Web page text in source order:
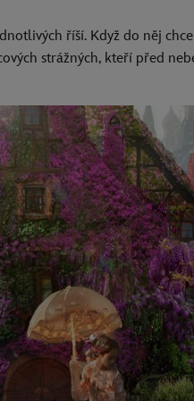
říší. Když do něj
strážných, kteří před